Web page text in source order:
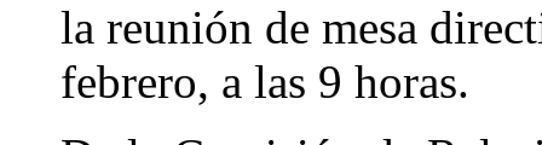
la reunión de mesa
febrero, a las 9 horas.